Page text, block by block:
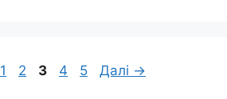
Сторінка
1 Сторінка
2 Сторінка
3 Сторінка
4 Сторінка
5 Далі →